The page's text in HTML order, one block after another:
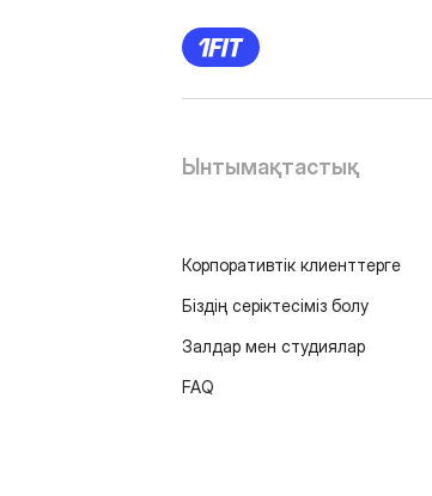
Ынтымақтастық
Корпоративтік клиенттерге
Біздің серіктесіміз болу
Залдар мен студиялар
FAQ